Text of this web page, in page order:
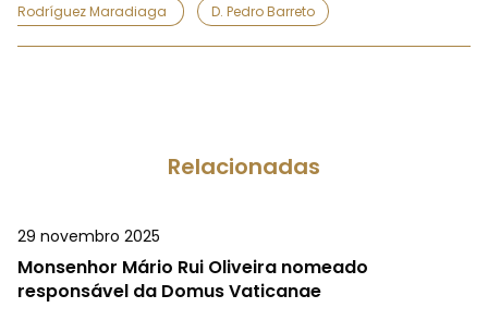
Rodríguez Maradiaga D. Pedro Barreto
Relacionadas
29 novembro 2025
Monsenhor Mário Rui Oliveira nomeado
responsável da Domus Vaticanae